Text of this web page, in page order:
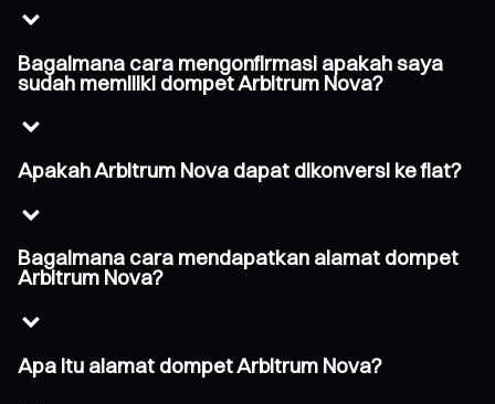
Bagaimana cara mengonfirmasi apakah saya
sudah memiliki dompet Arbitrum Nova?
Apakah Arbitrum Nova dapat dikonversi ke fiat?
Bagaimana cara mendapatkan alamat dompet
Arbitrum Nova?
Apa itu alamat dompet Arbitrum Nova?